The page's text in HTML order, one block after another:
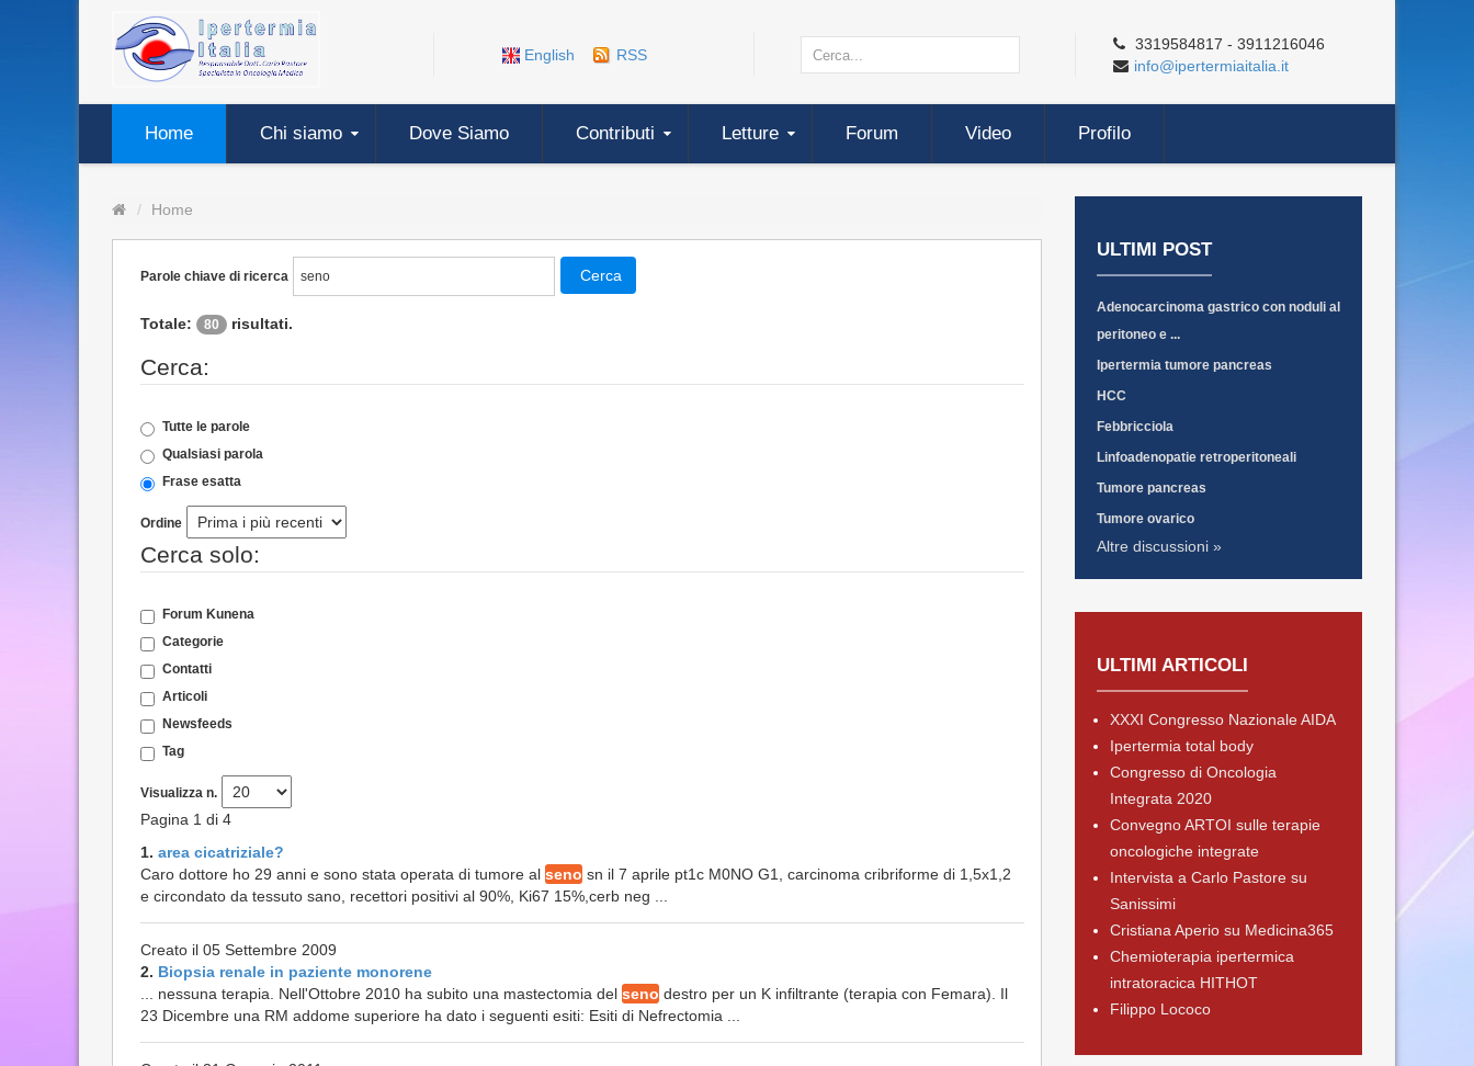
English RSS
3319584817 - 3911216046
info@ipertermiaitalia.it
Home Chi siamo Dove Siamo Contributi Letture Forum Video Profilo
Home
Parole chiave di ricerca Cerca
Totale: 80 risultati.
Cerca:
Tutte le parole
Qualsiasi parola
Frase esatta
Ordine
Cerca solo:
Forum Kunena
Categorie
Contatti
Articoli
Newsfeeds
Tag
Visualizza n.
Pagina 1 di 4
1. area cicatriziale?
Caro dottore ho 29 anni e sono stata operata di tumore al seno sn il 7 aprile pt1c M0NO G1, carcinoma cribriforme di 1,5x1,2
e circondato da tessuto sano, recettori positivi al 90%, Ki67 15%,cerb neg ...
Creato il 05 Settembre 2009
2. Biopsia renale in paziente monorene
... nessuna terapia. Nell'Ottobre 2010 ha subito una mastectomia del seno destro per un K infiltrante (terapia con Femara). Il
23 Dicembre una RM addome superiore ha dato i seguenti esiti: Esiti di Nefrectomia ...
ULTIMI POST
Adenocarcinoma gastrico con noduli al
peritoneo e ...
Ipertermia tumore pancreas
HCC
Febbricciola
Linfoadenopatie retroperitoneali
Tumore pancreas
Tumore ovarico
Altre discussioni »
ULTIMI ARTICOLI
XXXI Congresso Nazionale AIDA
Ipertermia total body
Congresso di Oncologia
Integrata 2020
Convegno ARTOI sulle terapie
oncologiche integrate
Intervista a Carlo Pastore su
Sanissimi
Cristiana Aperio su Medicina365
Chemioterapia ipertermica
intratoracica HITHOT
Filippo Lococo